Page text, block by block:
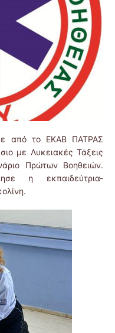
από το ΕΚΑΒ ΠΑΤΡΑΣ
με Λυκειακές Τάξεις
Πρώτων Βοηθειών.
η εκπαιδεύτρια-